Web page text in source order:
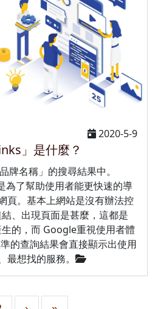
2020-5-9
」是什麼？
牌名稱」的搜尋結果中。
了幫助使用者能更快速的導
頁。基本上網站是沒有辦法控
、出現頁面是甚麼，這都是
的，而 Google重視使用者體
的查詢結果會直接顯示出使用
想找的服務。